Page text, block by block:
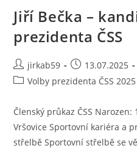
Jiří Bečka –
prezidenta ČSS
jirkab59
13.07.2025
Volby prezidenta ČSS 2025
Členský průkaz ČSS
Vršovice Sportovní kariéra a
střelbě Sportovní střelbě se